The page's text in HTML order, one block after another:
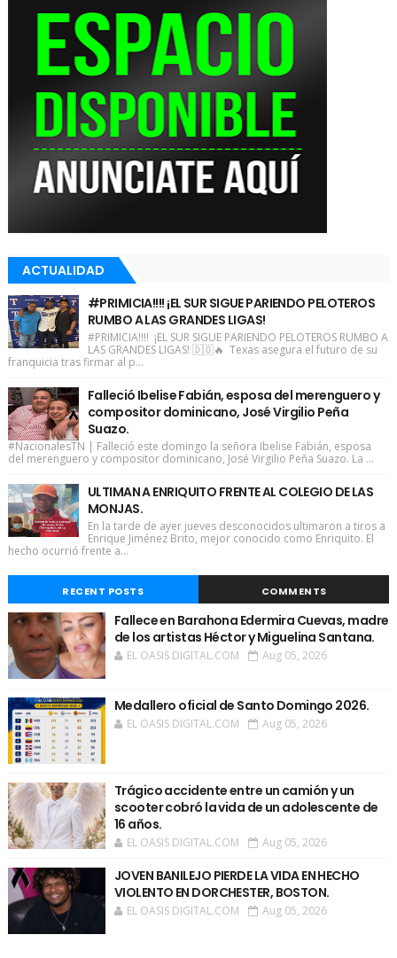
ACTUALIDAD
#PRIMICIA!!!! ¡EL SUR SIGUE PARIENDO PELOTEROS
RUMBO A LAS GRANDES LIGAS!
#PRIMICIA!!!! ¡EL SUR SIGUE PARIENDO PELOTEROS RUMBO A
LAS GRANDES LIGAS! 🇩🇴🔥 Texas asegura el futuro de su
franquicia tras firmar al p...
Falleció Ibelise Fabián, esposa del merenguero y
compositor dominicano, José Virgilio Peña
Suazo.
#NacionalesTN | Falleció este domingo la señora Ibelise Fabián, esposa
del merenguero y compositor dominicano, José Virgilio Peña Suazo. La ...
ULTIMAN A ENRIQUITO FRENTE AL COLEGIO DE LAS
MONJAS.
En la tarde de ayer jueves desconocidos ultimaron a tiros a
Enrique Jiménez Brito, mejor conocido como Enriquito. El
hecho ocurrió frente a...
RECENT POSTS COMMENTS
Fallece en Barahona Edermira Cuevas, madre
de los artistas Héctor y Miguelina Santana.
EL OASIS DIGITAL.COM Aug 05, 2026
Medallero oficial de Santo Domingo 2026.
EL OASIS DIGITAL.COM Aug 05, 2026
Trágico accidente entre un camión y un
scooter cobró la vida de un adolescente de
16 años.
EL OASIS DIGITAL.COM Aug 05, 2026
JOVEN BANILEJO PIERDE LA VIDA EN HECHO
VIOLENTO EN DORCHESTER, BOSTON.
EL OASIS DIGITAL.COM Aug 05, 2026